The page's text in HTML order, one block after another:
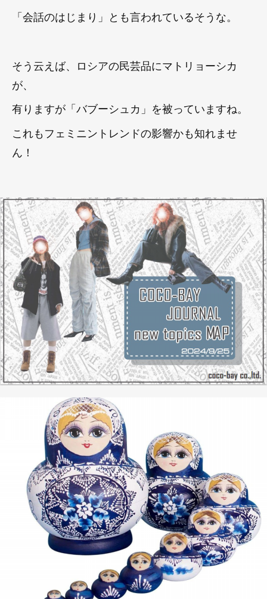
「会話のはじまり」とも言われているそうな。
そう云えば、ロシアの民芸品にマトリョーシカ
が、
有りますが「バブーシュカ」を被っていますね。
これもフェミニントレンドの影響かも知れませ
ん！